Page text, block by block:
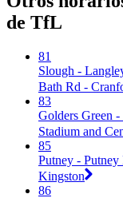
de TfL
81
Slough -
Bath Rd -
83
Golders Green
Stadium and
85
Putney -
Kingston
86